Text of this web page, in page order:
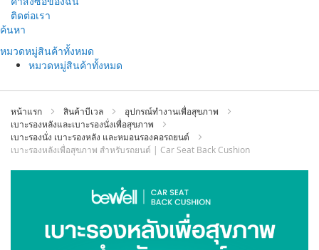
ติดต่อเรา
ข้าม
ที่
เนื้อหา
ค้นหา
หมวดหมู่สินค้าทั้งหมด
หมวดหมู่สินค้าทั้งหมด
หน้าแรก สินค้าบีเวล
อุปกรณ์ทำงานเพื่อสุขภาพ
เบาะรองหลังและเบาะรองนั่งเพื่อสุขภาพ
เบาะรองนั่ง เบาะรองหลัง และหมอนรองคอรถยนต์
เบาะรองหลังเพื่อสุขภาพ สำหรับรถยนต์ | Car Seat Back Cushion